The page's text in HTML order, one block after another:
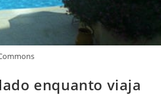
enquanto viaja